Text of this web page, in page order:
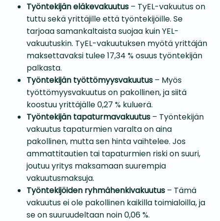
Työntekijän eläkevakuutus– TyEL-vakuutus on
tuttu sekä yrittäjille että työntekijöille. Se
tarjoaa samankaltaista suojaa kuin YEL-
vakuutuskin. TyEL-vakuutuksen myötä yrittäjän
maksettavaksi tulee 17,34 % osuus työntekijän
palkasta.
Työntekijän työttömyysvakuutus– Myös
työttömyysvakuutus on pakollinen, ja siitä
koostuu yrittäjälle 0,27 % kuluerä.
Työntekijän tapaturmavakuutus– Työntekijän
vakuutus tapaturmien varalta on aina
pakollinen, mutta sen hinta vaihtelee. Jos
ammattitautien tai tapaturmien riski on suuri,
joutuu yritys maksamaan suurempia
vakuutusmaksuja.
Työntekijöiden ryhmähenkivakuutus– Tämä
vakuutus ei ole pakollinen kaikilla toimialoilla, ja
se on suuruudeltaan noin 0,06 %.